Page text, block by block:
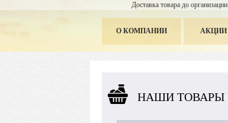
Доставка товара до организации
О КОМПАНИИ АКЦИИ
НАШИ ТОВАРЫ